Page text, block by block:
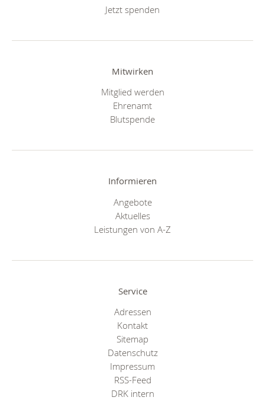
Jetzt spenden
Mitwirken
Mitglied werden
Ehrenamt
Blutspende
Informieren
Angebote
Aktuelles
Leistungen von A-Z
Service
Adressen
Kontakt
Sitemap
Datenschutz
Impressum
RSS-Feed
DRK intern